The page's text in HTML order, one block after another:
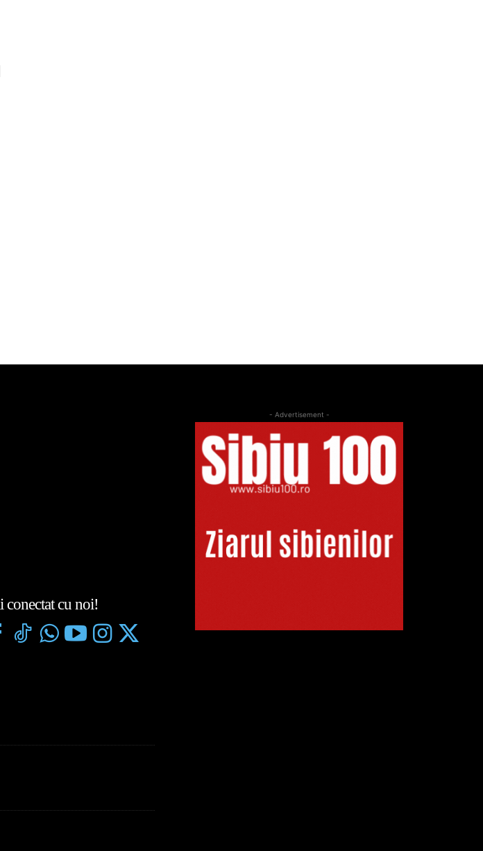
conectat cu noi!
- Advertisement -